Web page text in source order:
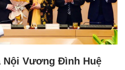
Nội Vương Đình Huệ